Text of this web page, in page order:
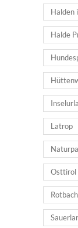
Halden
Halde
Latrop
Osttirol